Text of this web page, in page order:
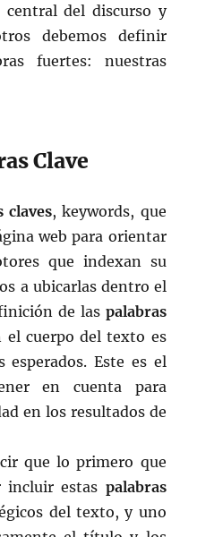
del discurso y
debemos definir
fuertes: nuestras
Clave
claves, keywords, que
web para orientar
que indexan su
a ubicarlas dentro el
de laspalabras
el cuerpo del texto es
Este es el
en cuenta para
en los resultados de
que lo primero que
incluir estas palabras
del texto, y uno